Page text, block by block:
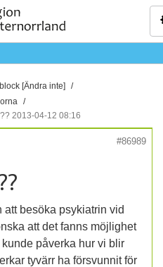
[Ändra inte]
2013-04-12 08:16
#86989
besöka psykiatrin vid
att det fanns möjlighet
påverka hur vi blir
tyvärr ha försvunnit för